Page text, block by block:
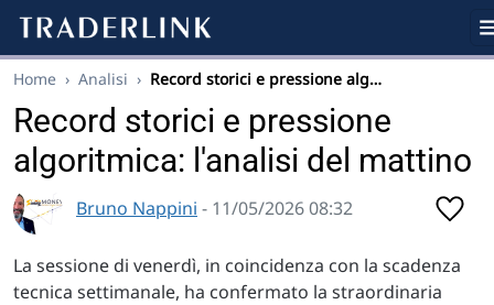
Home › Analisi › Record storici e pressione alg…
Record storici e pressione
algoritmica: l'analisi del mattino
Bruno Nappini - 11/05/2026 08:32
La sessione di venerdì, in coincidenza con la scadenza
tecnica settimanale, ha confermato la straordinaria